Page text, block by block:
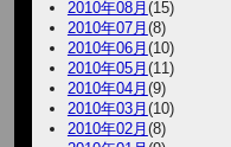
2010年08月(15)
2010年07月(8)
2010年06月(10)
2010年05月(11)
2010年04月(9)
2010年03月(10)
2010年02月(8)